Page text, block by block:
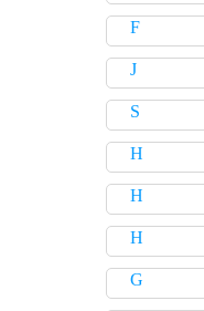
F
J
S
H
H
H
G